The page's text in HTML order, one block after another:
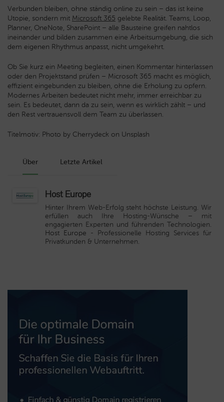
Verbunden bleiben, ohne ständig online zu sein – das ist keine
Utopie, sondern mit Microsoft 365 gelebte Realität. Teams, Loop,
Planner, OneNote, SharePoint – alle Bausteine greifen nahtlos
ineinander und bilden zusammen eine Arbeitsumgebung, die sich
dem eigenen Rhythmus anpasst, nicht umgekehrt.
Ob Sie kurz ein Meeting begleiten, einen Kommentar hinterlassen
oder den Projektstand prüfen – Microsoft 365 macht es möglich,
effizient eingebunden zu bleiben, ohne die Erholung zu opfern.
Modernes Arbeiten bedeutet nicht mehr, immer erreichbar zu
sein. Es bedeutet, dann da zu sein, wenn es wirklich zählt – und
den Rest vertrauensvoll dem Team zu überlassen.
Titelmotiv: Photo by Cherrydeck on Unsplash
Über Letzte Artikel
Host Europe
Hinter Ihrem Web-Erfolg steht höchste Leistung. Wir
erfüllen auch Ihre Hosting-Wünsche – mit
engagierten Experten und führenden Technologien.
Host Europe - Professionelle Hosting Services für
Privatkunden & Unternehmen.